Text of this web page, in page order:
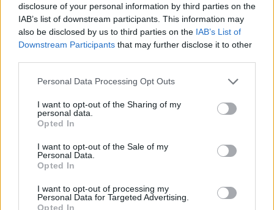
disclosure of your personal information by third parties on the
IAB’s list of downstream participants. This information may
also be disclosed by us to third parties on the IAB’s List of
Downstream Participants that may further disclose it to other
Please note that this website/app uses one or more Google
not limited to your visit or usage behaviour. You may click to
grant or deny consent to Google and its third-party tags to
use your data for below specified purposes in below Google
consent section.
Personal Data Processing Opt Outs
I want to opt-out of the Sharing of my
personal data.
Opted In
I want to opt-out of the Sale of my
Personal Data.
Opted In
I want to opt-out of processing my
Personal Data for Targeted Advertising.
Opted In
ÖRÖMHÍR: TÍZ ÉVE NEM VOLT ILYEN ALACSONY AZ
Júliusban mindössze 1,2 százalékkal emelkedtek éves